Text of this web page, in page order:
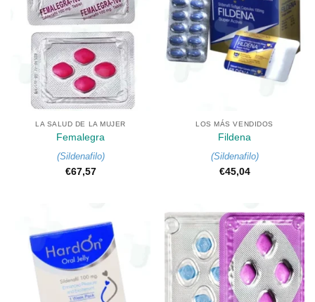
LA SALUD DE LA MUJER
Femalegra
(Sildenafilo)
€67,57
LOS MÁS VENDIDOS
Fildena
(Sildenafilo)
€45,04